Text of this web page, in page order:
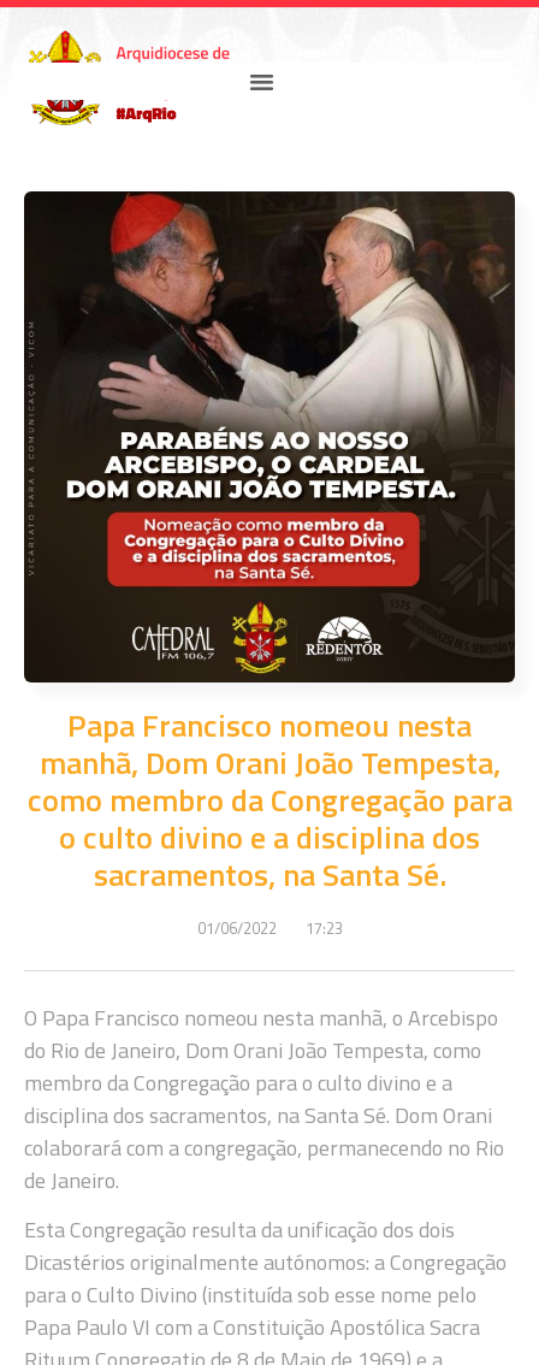
Papa Francisco nomeou nesta
manhã, Dom Orani João Tempesta,
como membro da Congregação para
o culto divino e a disciplina dos
sacramentos, na Santa Sé.
01/06/2022 17:23
O Papa Francisco nomeou nesta manhã, o Arcebispo
do Rio de Janeiro, Dom Orani João Tempesta, como
membro da Congregação para o culto divino e a
disciplina dos sacramentos, na Santa Sé. Dom Orani
colaborará com a congregação, permanecendo no Rio
de Janeiro.
Esta Congregação resulta da unificação dos dois
Dicastérios originalmente autónomos: a Congregação
para o Culto Divino (instituída sob esse nome pelo
Papa Paulo VI com a Constituição Apostólica Sacra